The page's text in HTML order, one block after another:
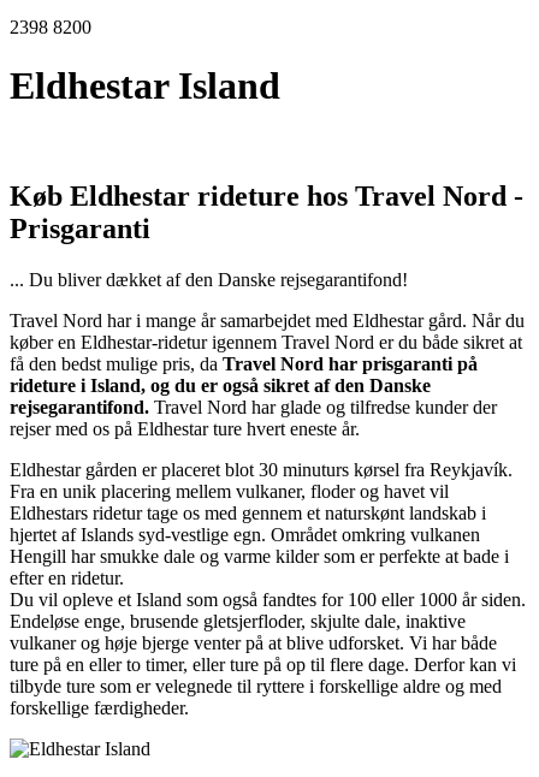
2398 8200
Eldhestar Island
Køb Eldhestar rideture hos Travel Nord -
Prisgaranti
... Du bliver dækket af den Danske rejsegarantifond!
Travel Nord har i mange år samarbejdet med Eldhestar gård. Når du
køber en Eldhestar-ridetur igennem Travel Nord er du både sikret at
få den bedst mulige pris, da Travel Nord har prisgaranti på
rideture i Island, og du er også sikret af den Danske
rejsegarantifond. Travel Nord har glade og tilfredse kunder der
rejser med os på Eldhestar ture hvert eneste år.
Eldhestar gården er placeret blot 30 minuturs kørsel fra Reykjavík.
Fra en unik placering mellem vulkaner, floder og havet vil
Eldhestars ridetur tage os med gennem et naturskønt landskab i
hjertet af Islands syd-vestlige egn. Området omkring vulkanen
Hengill har smukke dale og varme kilder som er perfekte at bade i
efter en ridetur.
Du vil opleve et Island som også fandtes for 100 eller 1000 år siden.
Endeløse enge, brusende gletsjerfloder, skjulte dale, inaktive
vulkaner og høje bjerge venter på at blive udforsket. Vi har både
ture på en eller to timer, eller ture på op til flere dage. Derfor kan vi
tilbyde ture som er velegnede til ryttere i forskellige aldre og med
forskellige færdigheder.